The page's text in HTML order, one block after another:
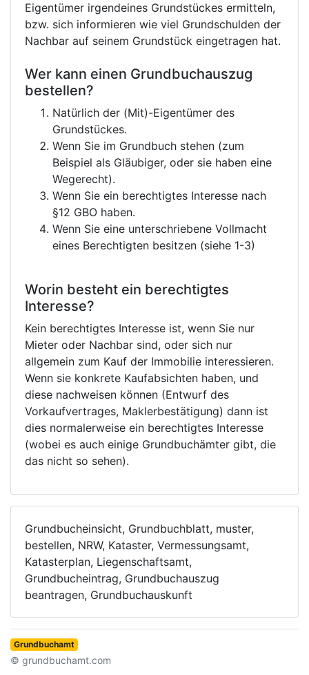
Eigentümer irgendeines Grundstückes ermitteln,
bzw. sich informieren wie viel Grundschulden der
Nachbar auf seinem Grundstück eingetragen hat.
Wer kann einen Grundbuchauszug
bestellen?
Natürlich der (Mit)-Eigentümer des
Grundstückes.
Wenn Sie im Grundbuch stehen (zum
Beispiel als Gläubiger, oder sie haben eine
Wegerecht).
Wenn Sie ein berechtigtes Interesse nach
§12 GBO haben.
Wenn Sie eine unterschriebene Vollmacht
eines Berechtigten besitzen (siehe 1-3)
Worin besteht ein berechtigtes
Interesse?
Kein berechtigtes Interesse ist, wenn Sie nur
Mieter oder Nachbar sind, oder sich nur
allgemein zum Kauf der Immobilie interessieren.
Wenn sie konkrete Kaufabsichten haben, und
diese nachweisen können (Entwurf des
Vorkaufvertrages, Maklerbestätigung) dann ist
dies normalerweise ein berechtigtes Interesse
(wobei es auch einige Grundbuchämter gibt, die
das nicht so sehen).
Grundbucheinsicht, Grundbuchblatt, muster,
bestellen, NRW, Kataster, Vermessungsamt,
Katasterplan, Liegenschaftsamt,
Grundbucheintrag, Grundbuchauszug
beantragen, Grundbuchauskunft
Grundbuchamt
© grundbuchamt.com